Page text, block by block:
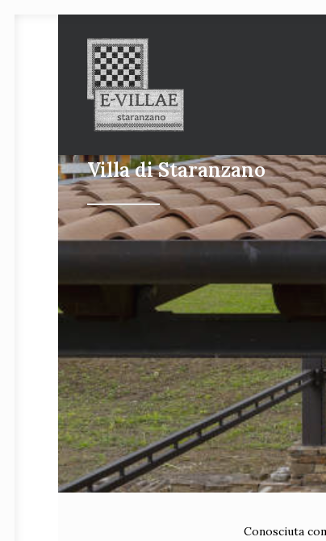
Villa di Staranzano
Conosciuta